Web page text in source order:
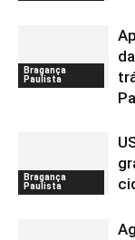
Bragança
Paulista
Bragança
Paulista